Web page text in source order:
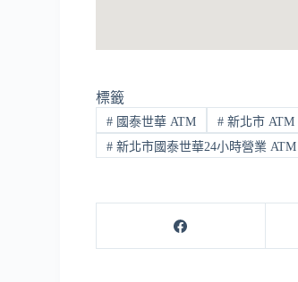
標籤
# 國泰世華 ATM #新北市 ATM
# 新北市國泰世華24小時營業 ATM